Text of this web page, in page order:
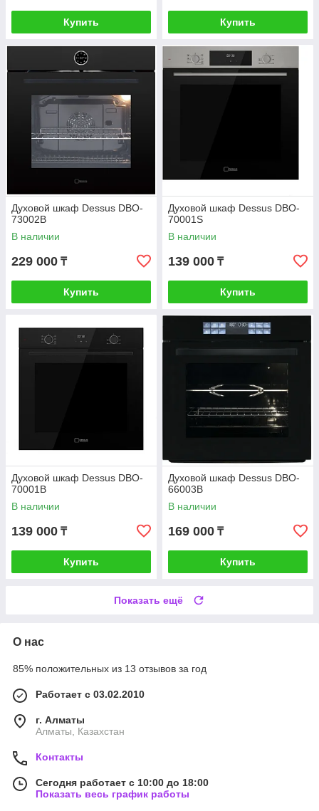
Купить Купить
Духовой шкаф Dessus DBO-
73002B
В наличии
229 000 ₸
Купить
Духовой шкаф Dessus DBO-
70001S
В наличии
139 000 ₸
Купить
Духовой шкаф Dessus DBO-
70001B
В наличии
139 000 ₸
Купить
Духовой шкаф Dessus DBO-
66003B
В наличии
169 000 ₸
Купить
Показать ещё
О нас
85% положительных из 13 отзывов за год
Работает с 03.02.2010
г. Алматы
Алматы, Казахстан
Контакты
Сегодня работает с 10:00 до 18:00
Показать весь график работы